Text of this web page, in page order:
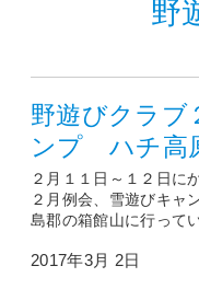
野
野遊びクラ
ンプ ハチ高
２月１１日～１２日に
２月例会、雪遊びキャ
島郡の箱館山に行って
2017年3月 2日